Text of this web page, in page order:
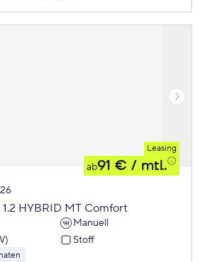
Leasing
ab91 € / mtl.
1.2 HYBRID MT Comfort
Manuell
Stoff